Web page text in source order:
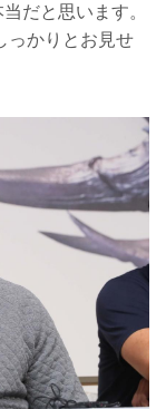
だと思います。
っかりとお見せ